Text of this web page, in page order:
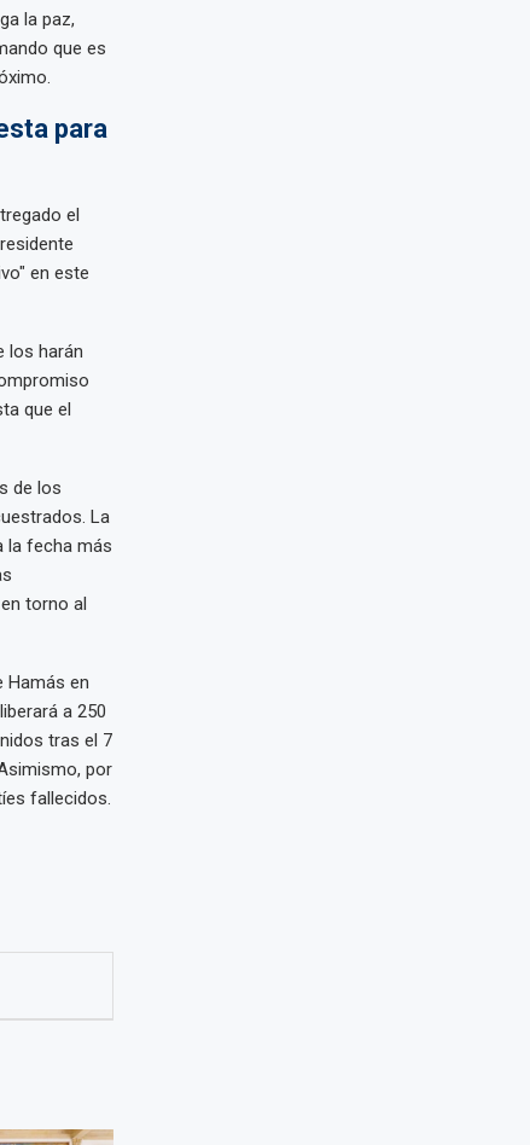
la paz,
que es
para
el
en este
los harán
que el
de los
La
la fecha más
torno al
Hamás en
a 250
tras el 7
por
fallecidos.